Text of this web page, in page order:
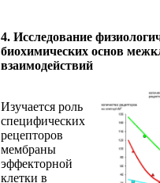
4. Исследование
биохимических основ
взаимодействий
Изучается роль
специфических
рецепторов
мембраны
эффекторной
клетки в